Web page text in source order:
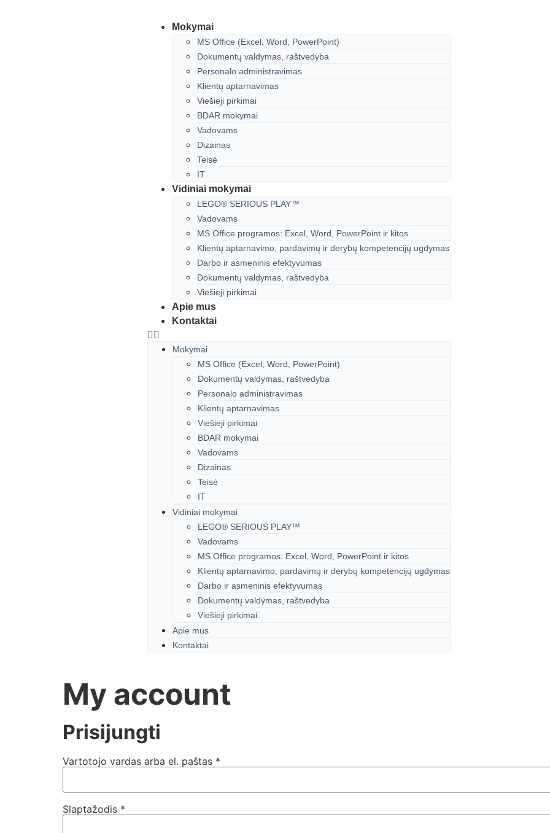
Mokymai
MS Office (Excel, Word, PowerPoint)
Dokumentų valdymas, raštvedyba
Personalo administravimas
Klientų aptarnavimas
Viešieji pirkimai
BDAR mokymai
Vadovams
Dizainas
Teisė
IT
Vidiniai mokymai
LEGO® SERIOUS PLAY™
Vadovams
MS Office programos: Excel, Word, PowerPoint ir kitos
Klientų aptarnavimo, pardavimų ir derybų kompetencijų ugdymas
Darbo ir asmeninis efektyvumas
Dokumentų valdymas, raštvedyba
Viešieji pirkimai
Apie mus
Kontaktai
Mokymai
MS Office (Excel, Word, PowerPoint)
Dokumentų valdymas, raštvedyba
Personalo administravimas
Klientų aptarnavimas
Viešieji pirkimai
BDAR mokymai
Vadovams
Dizainas
Teisė
IT
Vidiniai mokymai
LEGO® SERIOUS PLAY™
Vadovams
MS Office programos: Excel, Word, PowerPoint ir kitos
Klientų aptarnavimo, pardavimų ir derybų kompetencijų ugdymas
Darbo ir asmeninis efektyvumas
Dokumentų valdymas, raštvedyba
Viešieji pirkimai
Apie mus
Kontaktai
My account
Prisijungti
Vartotojo vardas arba el. paštas *
Slaptažodis *